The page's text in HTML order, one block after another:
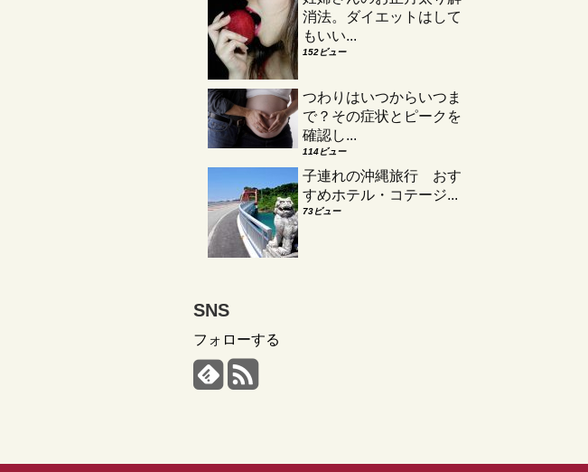
消法。ダイエットはして
もいい...
152ビュー
つわりはいつからいつま
で？その症状とピークを
確認し...
114ビュー
子連れの沖縄旅行 おす
すめホテル・コテージ...
73ビュー
SNS
フォローする